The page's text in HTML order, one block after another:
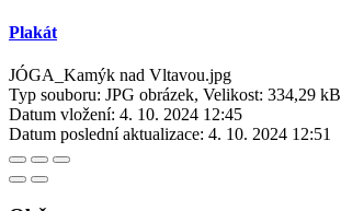
Plakát
JÓGA_Kamýk nad Vltavou.jpg
Typ souboru: JPG obrázek, Velikost: 334,29 kB
Datum vložení: 4. 10. 2024 12:45
Datum poslední aktualizace: 4. 10. 2024 12:51